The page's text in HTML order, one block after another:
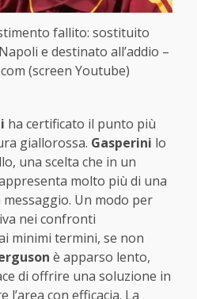
fallito: sostituito
e destinato all’addio –
(screen Youtube)
ha certificato il punto più
giallorossa. Gasperini lo
una scelta che in un
molto più di una
Un modo per
nei confronti
minimi termini, se non
è apparso lento,
di offrire una soluzione in
con efficacia. La